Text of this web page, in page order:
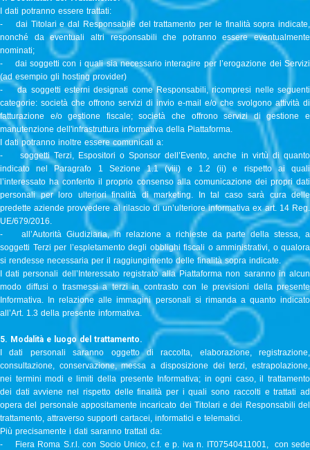
I dati potranno essere trattati:
- dai Titolari e dal Responsabile del trattamento per le finalità sopra indicate,
nonché da eventuali altri responsabili che potranno essere eventualmente
nominati;
- dai soggetti con i quali sia necessario interagire per l’erogazione dei Servizi
(ad esempio gli hosting provider)
- da soggetti esterni designati come Responsabili, ricompresi nelle seguenti
categorie: società che offrono servizi di invio e-mail e/o che svolgono attività di
fatturazione e/o gestione fiscale; società che offrono servizi di gestione e
manutenzione dell'infrastruttura informativa della Piattaforma.
I dati potranno inoltre essere comunicati a:
- soggetti Terzi, Espositori o Sponsor dell’Evento, anche in virtù di quanto
indicato nel Paragrafo 1 Sezione 1.1 (viii) e 1.2 (ii) e rispetto ai quali
l’interessato ha conferito il proprio consenso alla comunicazione dei propri dati
personali per loro ulteriori finalità di marketing. In tal caso sarà cura delle
predette aziende provvedere al rilascio di un’ulteriore informativa ex art. 14 Reg.
UE/679/2016.
- all’Autorità Giudiziaria, in relazione a richieste da parte della stessa, a
soggetti Terzi per l’espletamento degli obblighi fiscali o amministrativi, o qualora
si rendesse necessaria per il raggiungimento delle finalità sopra indicate.
I dati personali dell’Interessato registrato alla Piattaforma non saranno in alcun
modo diffusi o trasmessi a terzi in contrasto con le previsioni della presente
Informativa. In relazione alle immagini personali si rimanda a quanto indicato
all’Art. 1.3 della presente informativa.
5. Modalità e luogo del trattamento.
I dati personali saranno oggetto di raccolta, elaborazione, registrazione,
consultazione, conservazione, messa a disposizione dei terzi, estrapolazione,
nei termini modi e limiti della presente Informativa; in ogni caso, il trattamento
dei dati avviene nel rispetto delle finalità per i quali sono raccolti e trattati ad
opera del personale appositamente incaricato dei Titolari e dei Responsabili del
trattamento, attraverso supporti cartacei, informatici e telematici.
Più precisamente i dati saranno trattati da:
- Fiera Roma S.r.l. con Socio Unico, c.f. e p. iva n. IT07540411001, con sede